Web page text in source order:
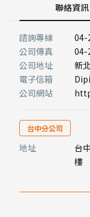
聯絡資訊
諮詢專線
04-
公司傳真
04-
公司地址
新
電子信箱
公司網站
台中分公司
地址
台
樓